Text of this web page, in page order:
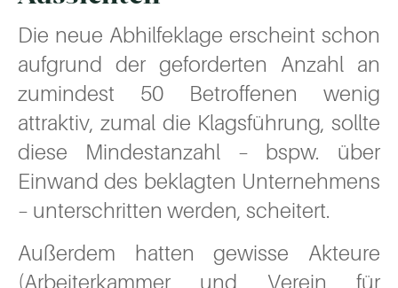
Die neue Abhilfeklage erscheint schon
aufgrund der geforderten Anzahl an
zumindest 50 Betroffenen wenig
attraktiv, zumal die Klagsführung, sollte
diese Mindestanzahl – bspw. über
Einwand des beklagten Unternehmens
– unterschritten werden, scheitert.
Außerdem hatten gewisse Akteure
(Arbeiterkammer und Verein für